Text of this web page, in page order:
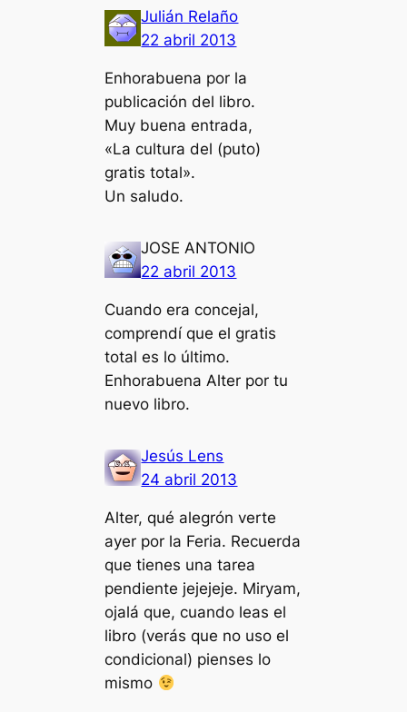
Julián Relaño
22 abril 2013
Enhorabuena por la
publicación del libro.
Muy buena entrada,
«La cultura del (puto)
gratis total».
Un saludo.
JOSE ANTONIO
22 abril 2013
Cuando era concejal,
comprendí que el gratis
total es lo último.
Enhorabuena Alter por tu
nuevo libro.
Jesús Lens
24 abril 2013
Alter, qué alegrón verte
ayer por la Feria. Recuerda
que tienes una tarea
pendiente jejejeje. Miryam,
ojalá que, cuando leas el
libro (verás que no uso el
condicional) pienses lo
mismo